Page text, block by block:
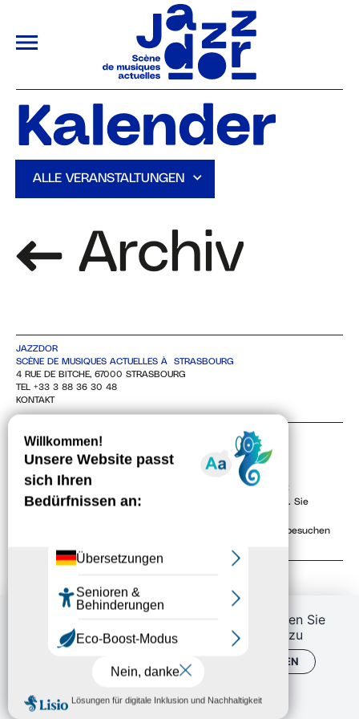
ALLER AU CONTENU PRINCIPAL
Kalender
ALLE VERANSTALTUNGEN
ZURÜCKSETZEN
SOUMETTRE
Archiv
JAZZDOR
SCÈNE DE MUSIQUES ACTUELLES À STRASBOURG
4 RUE DE BITCHE, 67000 STRASBOURG
TEL +33 3 88 36 30 48
KONTAKT
NEWSLETTER
Mit der Angabe Ihrer E-Mail-Adresse erklären Sie sich damit
einverstanden, unseren Newsletter elektronisch zu erhalten. Sie
Kontaktaufnahme mit uns abmelden. Um mehr zu erfahren, besuchen
J'ai un code promo
Wenn Sie diese Webseite benutzen, stimmen Sie
der Benutzung von externen Diensten zu
PERSONALISIEREN